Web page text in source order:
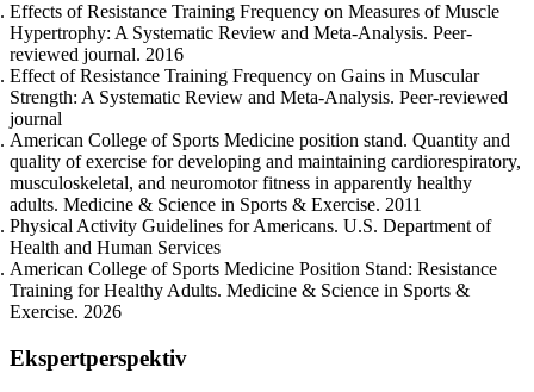
Effects of Resistance Training Frequency on Measures of Muscle
Hypertrophy: A Systematic Review and Meta-Analysis. Peer-
reviewed journal. 2016
Effect of Resistance Training Frequency on Gains in Muscular
Strength: A Systematic Review and Meta-Analysis. Peer-reviewed
journal
American College of Sports Medicine position stand. Quantity and
quality of exercise for developing and maintaining cardiorespiratory,
musculoskeletal, and neuromotor fitness in apparently healthy
adults. Medicine & Science in Sports & Exercise. 2011
Physical Activity Guidelines for Americans. U.S. Department of
Health and Human Services
American College of Sports Medicine Position Stand: Resistance
Training for Healthy Adults. Medicine & Science in Sports &
Exercise. 2026
Ekspertperspektiv